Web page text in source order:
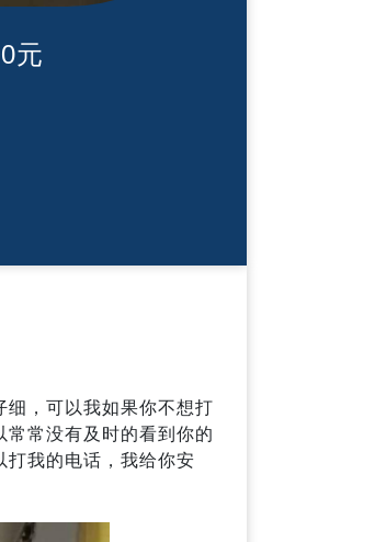
元
细，可以我如果你不想打
常没有及时的看到你的
打我的电话，我给你安